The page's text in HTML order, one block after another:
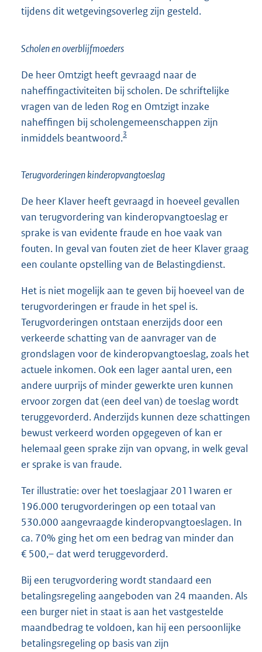
tijdens dit wetgevingsoverleg zijn gesteld.
Scholen en overblijfmoeders
De heer Omtzigt heeft gevraagd naar de
naheffingactiviteiten bij scholen. De schriftelijke
vragen van de leden Rog en Omtzigt inzake
naheffingen bij scholengemeenschappen zijn
inmiddels beantwoord.3
Terugvorderingen kinderopvangtoeslag
De heer Klaver heeft gevraagd in hoeveel gevallen
van terugvordering van kinderopvangtoeslag er
sprake is van evidente fraude en hoe vaak van
fouten. In geval van fouten ziet de heer Klaver graag
een coulante opstelling van de Belastingdienst.
Het is niet mogelijk aan te geven bij hoeveel van de
terugvorderingen er fraude in het spel is.
Terugvorderingen ontstaan enerzijds door een
verkeerde schatting van de aanvrager van de
grondslagen voor de kinderopvangtoeslag, zoals het
actuele inkomen. Ook een lager aantal uren, een
andere uurprijs of minder gewerkte uren kunnen
ervoor zorgen dat (een deel van) de toeslag wordt
teruggevorderd. Anderzijds kunnen deze schattingen
bewust verkeerd worden opgegeven of kan er
helemaal geen sprake zijn van opvang, in welk geval
er sprake is van fraude.
Ter illustratie: over het toeslagjaar 2011waren er
196.000 terugvorderingen op een totaal van
530.000 aangevraagde kinderopvangtoeslagen. In
ca. 70% ging het om een bedrag van minder dan
€ 500,– dat werd teruggevorderd.
Bij een terugvordering wordt standaard een
betalingsregeling aangeboden van 24 maanden. Als
een burger niet in staat is aan het vastgestelde
maandbedrag te voldoen, kan hij een persoonlijke
betalingsregeling op basis van zijn